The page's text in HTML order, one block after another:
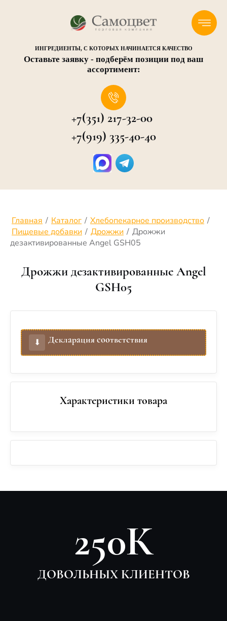
ИНГРЕДИЕНТЫ, С КОТОРЫХ НАЧИНАЕТСЯ КАЧЕСТВО
Оставьте заявку - подберём позиции под ваш
ассортимент:
+7(351) 217-32-00
+7(919) 335-40-40
Главная / Каталог / Хлебопекарное производство /
Пищевые добавки / Дрожжи / Дрожжи
дезактивированные Angel GSH05
Дрожжи дезактивированные Angel
GSH05
⬇︎ Декларация соответствия
Характеристики товара
250К
ДОВОЛЬНЫХ КЛИЕНТОВ